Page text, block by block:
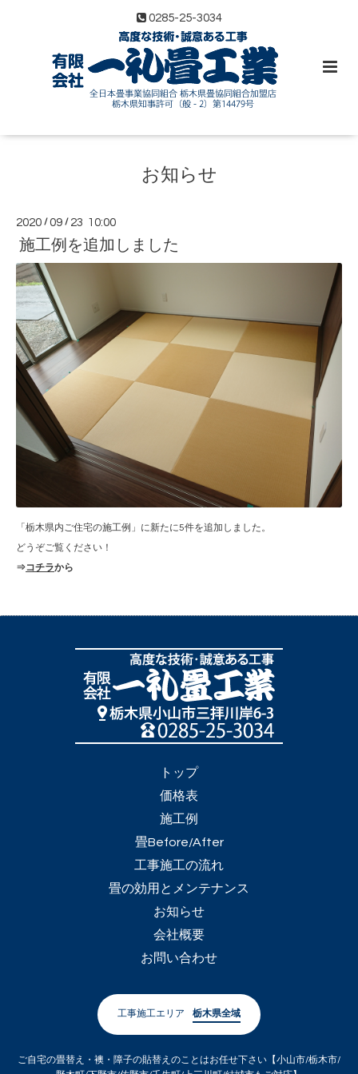
0285-25-3034
お知らせ
2020 /09 / 23 10:00
施工例を追加しました
「栃木県内ご住宅の施工例」に新たに5件を追加しました。
どうぞご覧ください！
⇒コチラから
トップ
価格表
施工例
畳Before/After
工事施工の流れ
畳の効用とメンテナンス
お知らせ
会社概要
お問い合わせ
工事施工エリア 栃木県全域
ご自宅の畳替え・襖・障子の貼替えのことはお任せ下さい【小山市/栃木市/